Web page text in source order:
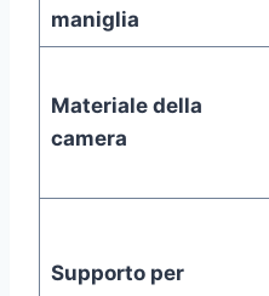
maniglia
Materiale della
camera
Supporto per